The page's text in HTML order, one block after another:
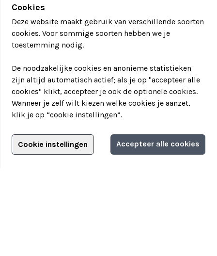
Filter jouw teamuitstapje!
Adverteren?
Adverteerdersopties
Cookies
Deze website maakt gebruik van verschillende soorten
cookies. Voor sommige soorten hebben we je
toestemming nodig.
De noodzakelijke cookies en anonieme statistieken
zijn altijd automatisch actief; als je op "accepteer alle
cookies" klikt, accepteer je ook de optionele cookies.
Wanneer je zelf wilt kiezen welke cookies je aanzet,
klik je op “cookie instellingen”.
Cookie instellingen Accepteer alle cookies